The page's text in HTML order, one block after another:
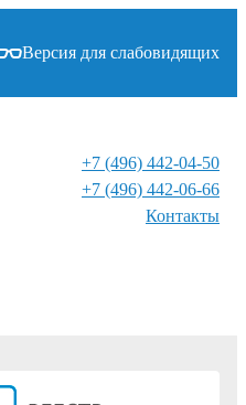
Версия для слабовидящих
+7 (496) 442-04-50
+7 (496) 442-06-66
Контакты⁠